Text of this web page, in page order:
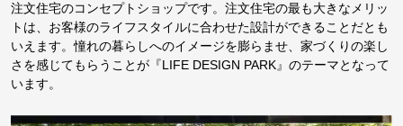
注文住宅のコンセプトショップです。注文住宅の最も大きなメリッ
トは、お客様のライフスタイルに合わせた設計ができることだとも
いえます。憧れの暮らしへのイメージを膨らませ、家づくりの楽し
さを感じてもらうことが『LIFE DESIGN PARK』のテーマとなって
います。